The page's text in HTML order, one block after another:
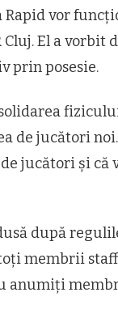
vor
El a
prin posesie.
de jucători
jucători și
după
toți membrii
anumiți